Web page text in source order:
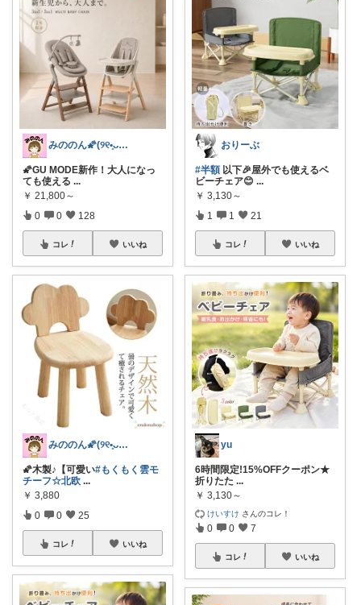
みののん🌠(୨୧•͈ᴗ•͈)感謝♡
🌠GU MODE新作！大人になっ
ても使える ...
￥ 21,800～
0 0 128
コレ いいね
みののん🌠(୨୧•͈ᴗ•͈)感謝♡
🌠木製♪【可愛い#もくもく雲モ
チーフ☆北欧 ...
￥ 3,880
0 0 25
コレ いいね
おりーぶ
#半額 以下🎉屋外でも使えるベ
ビーチェア😊 ...
￥ 3,130～
1 1 21
コレ いいね
yu
6時間限定!15%OFFクーポン★
折りたた ...
￥ 3,130～
けいすけ さんのコレ！
0 0 7
コレ いいね